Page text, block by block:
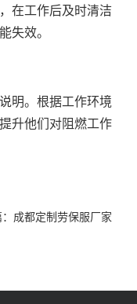
在工作后及时清洁
失效。
明。根据工作环境
升他们对阻燃工作
成都定制劳保服厂家